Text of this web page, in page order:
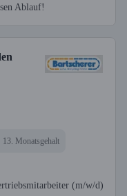
Ablauf!
13. Monatsgehalt
(m/w/d)